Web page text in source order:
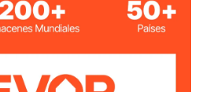
CC 5 V-2 A/9 V-2 A/12 V-2 A
15 W / 10 W / 7,5 W / 5 W